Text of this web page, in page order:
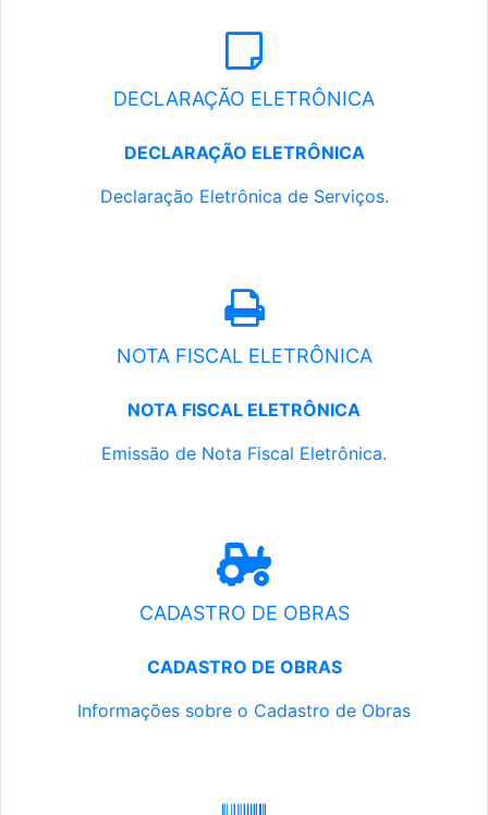
DECLARAÇÃO ELETRÔNICA
DECLARAÇÃO ELETRÔNICA
Declaração Eletrônica de Serviços.
NOTA FISCAL ELETRÔNICA
NOTA FISCAL ELETRÔNICA
Emissão de Nota Fiscal Eletrônica.
CADASTRO DE OBRAS
CADASTRO DE OBRAS
Informações sobre o Cadastro de Obras